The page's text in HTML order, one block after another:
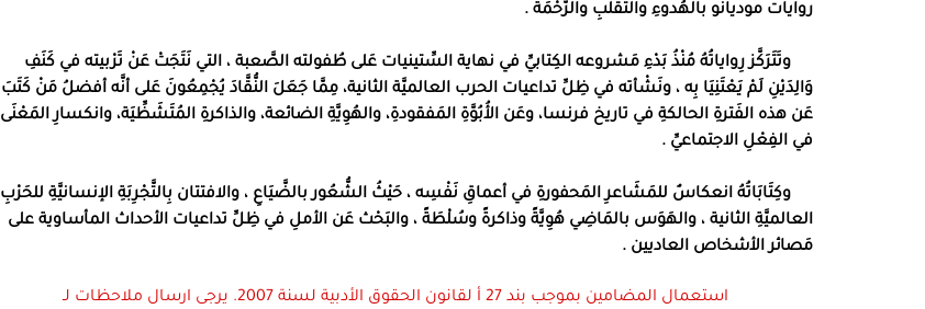
روايات موديانو بالهُدوءِ والتَّقَلُّبِ والرَّحْمَة .
وتَتَرَكَّز رِواياتُهُ مُنْذُ بَدْءِ مَشروعه الكِتابيِّ في نهاية السِّتينيات عَلى طُفولته الصَّعبة ، التي نَتَجَتْ عَنْ تَرْبيته في كَنَفِ
وَالِدَيْنِ لَمْ يَعْتَنِيَا بِه ، ونَشْأته في ظِلِّ تداعيات الحرب العالميَّة الثانية، مِمَّا جَعَلَ النُّقَّادَ يُجْمِعُونَ عَلى أنَّه أفضلُ مَنْ كَتَبَ
عَن هذه الفَترةِ الحالكةِ في تاريخ فرنسا، وعَن الأُبُوَّةِ المَفقودةِ، والهُوِيَّةِ الضائعة، والذاكرةِ المُتَشَظِّيَة، وانكسارِ المَعْنَى
في الفِعْلِ الاجتماعيِّ .
وكِتَابَاتُهُ انعكاسٌ للمَشَاعرِ المَحفورةِ في أعماقِ نَفْسِه ، حَيْثُ الشُّعُور بالضَّيَاعِ ، والافتتان بِالتَّجْرِبَةِ الإنسانيَّةِ للحَرْبِ
العالميَّةِ الثانية ، والهَوَس بالمَاضِي هُوِيَّةً وذاكرةً وسُلْطَةً ، والبَحْث عَن الأملِ في ظِلِّ تداعيات الأحداث المأساوية على
مَصائر الأشخاص العاديين .
استعمال المضامين بموجب بند 27 أ لقانون الحقوق الأدبية لسنة 2007. يرجى ارسال ملاحظات لـ